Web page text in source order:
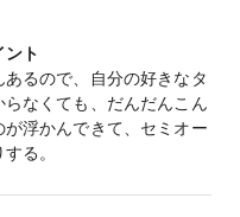
永遠-】YUKIMI 雪見
ト
るので、自分の好きなタ
なくても、だんだんこん
浮かんできて、セミオー
る。
他にはない感じが出てい